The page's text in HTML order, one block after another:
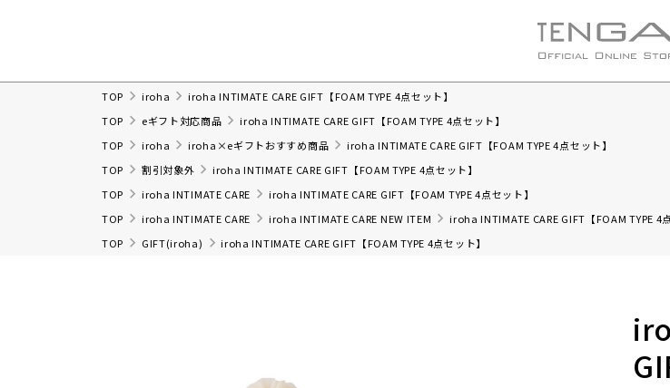
TOP iroha
iroha INTIMATE CARE GIFT【FOAM TYPE 4点セット】
TOP
eギフト対応商品
iroha INTIMATE CARE GIFT【FOAM TYPE 4点セット】
TOP
iroha iroha×eギフトおすすめ商品
iroha INTIMATE CARE GIFT【FOAM TYPE 4点セット】
TOP
割引対象外
iroha INTIMATE CARE GIFT【FOAM TYPE 4点セット】
TOP
iroha INTIMATE CARE
iroha INTIMATE CARE GIFT【FOAM TYPE 4点セット】
TOP
iroha INTIMATE CARE iroha INTIMATE CARE NEW ITEM
iroha INTIMATE CARE GIFT【FOAM TYPE 4
TOP
GIFT(iroha) iroha INTIMATE CARE GIFT【FOAM TYPE 4点セット】